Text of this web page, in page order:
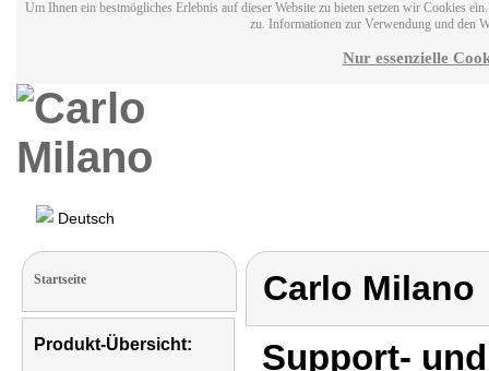
Um Ihnen ein bestmögliches Erlebnis auf dieser Website zu bieten setzen wir Cookies
zu. Informationen zur Verwendung und den
Nur essenzielle
Deutsch
Startseite
Produkt-Übersicht:
Carlo Milano
Support-